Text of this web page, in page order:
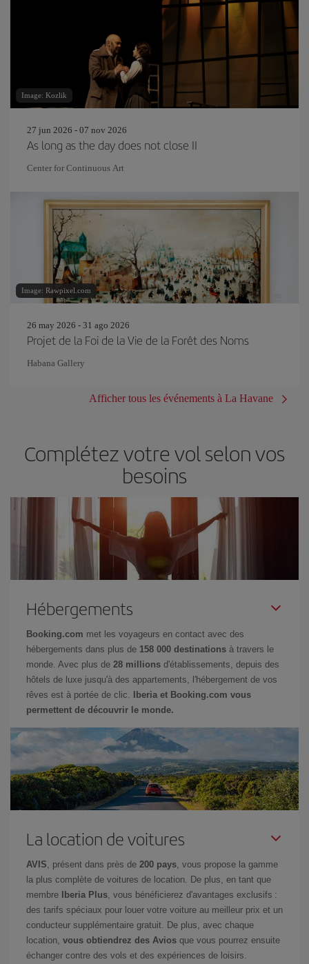
Image: Kozlik
27 jun 2026 - 07 nov 2026
As long as the day does not close II
Center for Continuous Art
Image: Rawpixel.com
26 may 2026 - 31 ago 2026
Projet de la Foi de la Vie de la Forêt des Noms
Habana Gallery
Afficher tous les événements à La Havane
Complétez votre vol selon vos
besoins
Hébergements
Booking.com met les voyageurs en contact avec des
hébergements dans plus de 158 000 destinations à travers le
monde. Avec plus de 28 millions d'établissements, depuis des
hôtels de luxe jusqu'à des appartements, l'hébergement de vos
rêves est à portée de clic.
Iberia et Booking.com vous
permettent de découvrir le monde.
La location de voitures
AVIS, présent dans près de 200 pays, vous propose la gamme
la plus complète de voitures de location. De plus, en tant que
membre
Iberia Plus, vous bénéficierez d'avantages exclusifs :
des tarifs spéciaux pour louer votre voiture au meilleur prix et un
conducteur supplémentaire gratuit. De plus, avec chaque
location, vous obtiendrez des Avios que vous pourrez ensuite
échanger contre des vols et des expériences de loisirs.